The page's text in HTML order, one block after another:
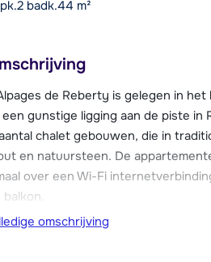
2 badk.44 m²
de Reberty is gelegen in
gunstige ligging aan de piste
chalet gebouwen, die in
en natuursteen. De
over een Wi-Fi
omschrijving